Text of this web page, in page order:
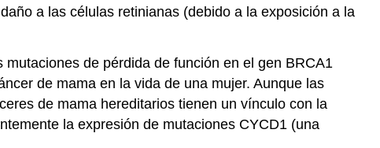
a las células retinianas (debido a la exposición a la
de pérdida de función en el gen BRCA1
de mama en la vida de una mujer. Aunque las
de mama hereditarios tienen un vínculo con la
la expresión de mutaciones CYCD1 (una